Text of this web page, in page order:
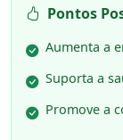
Pontos
Aumenta a
Suporta a
Promove a